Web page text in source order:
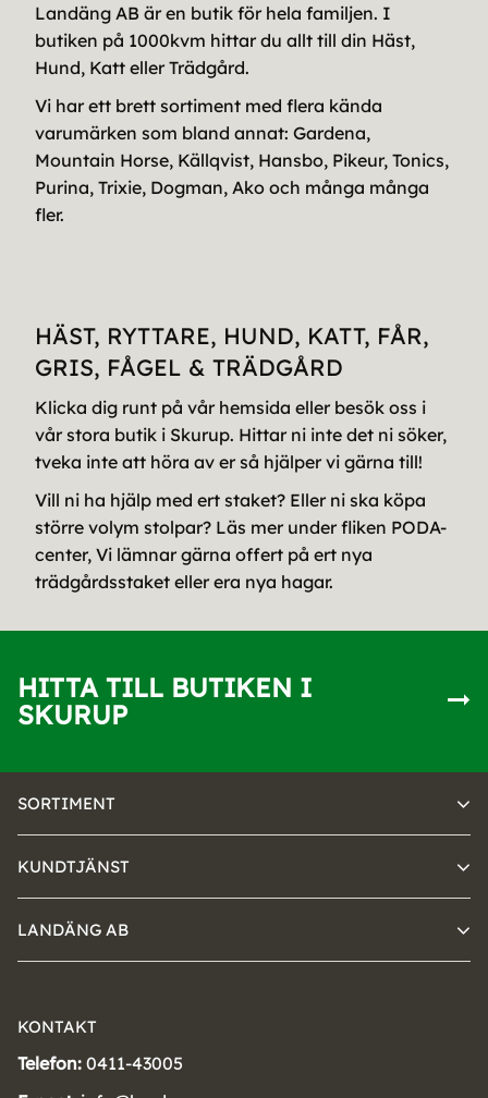
Landäng AB är en butik för hela familjen. I
butiken på 1000kvm hittar du allt till din Häst,
Hund, Katt eller Trädgård.
Vi har ett brett sortiment med flera kända
varumärken som bland annat: Gardena,
Mountain Horse, Källqvist, Hansbo, Pikeur, Tonics,
Purina, Trixie, Dogman, Ako och många många
fler.
HÄST, RYTTARE, HUND, KATT, FÅR,
GRIS, FÅGEL & TRÄDGÅRD
Klicka dig runt på vår hemsida eller besök oss i
vår stora butik i Skurup. Hittar ni inte det ni söker,
tveka inte att höra av er så hjälper vi gärna till!
Vill ni ha hjälp med ert staket? Eller ni ska köpa
större volym stolpar? Läs mer under fliken PODA-
center, Vi lämnar gärna offert på ert nya
trädgårdsstaket eller era nya hagar.
HITTA TILL BUTIKEN I
SKURUP
SORTIMENT
KUNDTJÄNST
LANDÄNG AB
KONTAKT
Telefon: 0411-43005